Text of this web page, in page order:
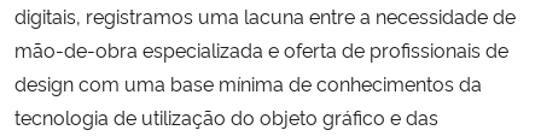
Controladoria-Geral da União
Ministério da Mulher, da Família e dos Direitos Humanos
digitais, registramos uma lacuna entre a necessidade de
mão-de-obra especializada e oferta de profissionais de
design com uma base mínima de conhecimentos da
tecnologia de utilização do objeto gráfico e das